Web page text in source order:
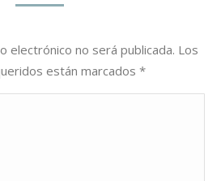
electrónico no será publicada. Los
están marcados *